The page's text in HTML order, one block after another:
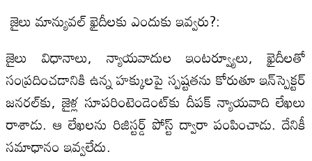
జైలు మాన్యువల్ ఖైదీలకు ఎందుకు ఇవ్వరు?:
జైలు విధానాలు, న్యాయవాదుల ఇంటర్వ్యూలు, ఖైదీలతో
సంప్రదించడానికి ఉన్న హక్కులపై స్పష్టతను కోరుతూ ఇన్‌స్పెక్టర్
జనరల్‌కు, జైళ్ల సూపరింటెండెంట్‌కు దీపక్ న్యాయవాది లేఖలు
రాశాడు. ఆ లేఖలను రిజిస్టర్డ్ పోస్ట్ ద్వారా పంపించాడు. దేనికీ
సమాధానం ఇవ్వలేదు.